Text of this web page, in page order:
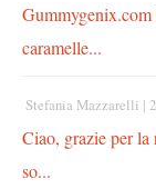
Gummygenix.com
caramelle...
Stefania Mazzarelli |
Ciao, grazie per
so...